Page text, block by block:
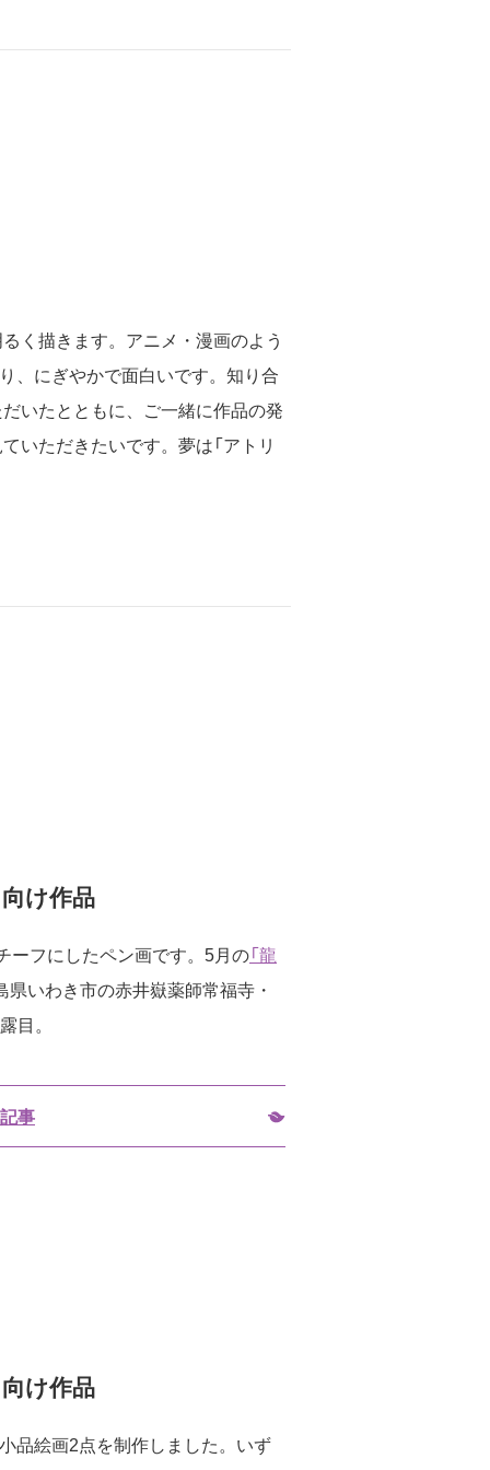
く描きます。アニメ・漫画のよう
、にぎやかで面白いです。知り合
いたとともに、ご一緒に作品の発
いただきたいです。夢は「アトリ
け作品
ーフにしたペン画です。5月の「龍
県いわき市の赤井嶽薬師常福寺・
目。
事
け作品
品絵画2点を制作しました。いず